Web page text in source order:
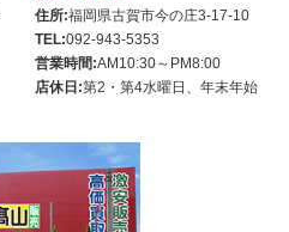
住所:福岡県古賀市今の庄3-17-10
TEL:092-943-5353
営業時間:AM10:30～PM8:00
店休日:第2・第4水曜日、年末年始